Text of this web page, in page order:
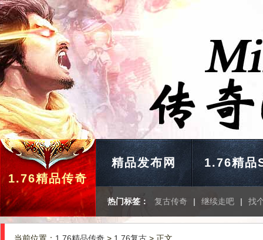
1.76精品传奇
精品发布网 1.76精品
热门标签： 复古传奇 | 继续走吧 | 找